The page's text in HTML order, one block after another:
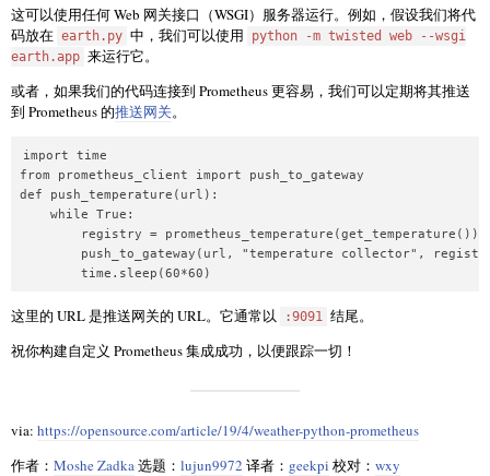
这可以使用任何 Web 网关接口（WSGI）服务器运行。例如，假设我们将代
码放在 earth.py 中，我们可以使用
python -m twisted web --wsgi
earth.app 来运行它。
或者，如果我们的代码连接到 Prometheus 更容易，我们可以定期将其推送
到 Prometheus 的推送网关。
import time
from prometheus_client import push_to_gateway
def push_temperature(url):
    while True:
        registry = prometheus_temperature(get_temperature())
push_to_gateway(url, "temperature collector",
        time.sleep(60*60)
这里的 URL 是推送网关的 URL。它通常以 :9091 结尾。
祝你构建自定义 Prometheus 集成成功，以便跟踪一切！
via: https://opensource.com/article/19/4/weather-python-prometheus
作者： Moshe Zadka选题： lujun9972 译者： geekpi 校对： wxy